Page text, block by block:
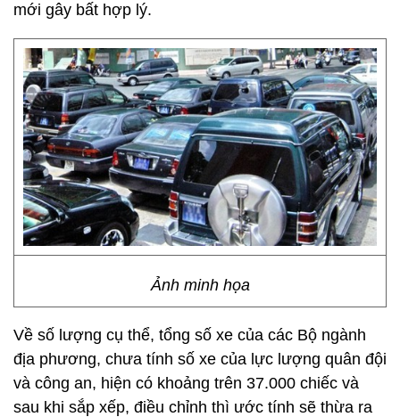
mới gây bất hợp lý.
Ảnh minh họa
Về số lượng cụ thể, tổng số xe của các Bộ ngành
địa phương, chưa tính số xe của lực lượng quân đội
và công an, hiện có khoảng trên 37.000 chiếc và
sau khi sắp xếp, điều chỉnh thì ước tính sẽ thừa ra